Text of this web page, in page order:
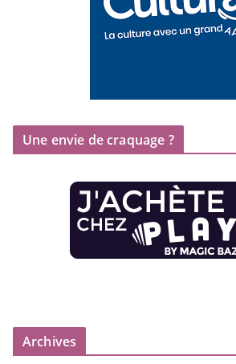
Une envie de craquage ?
Archives